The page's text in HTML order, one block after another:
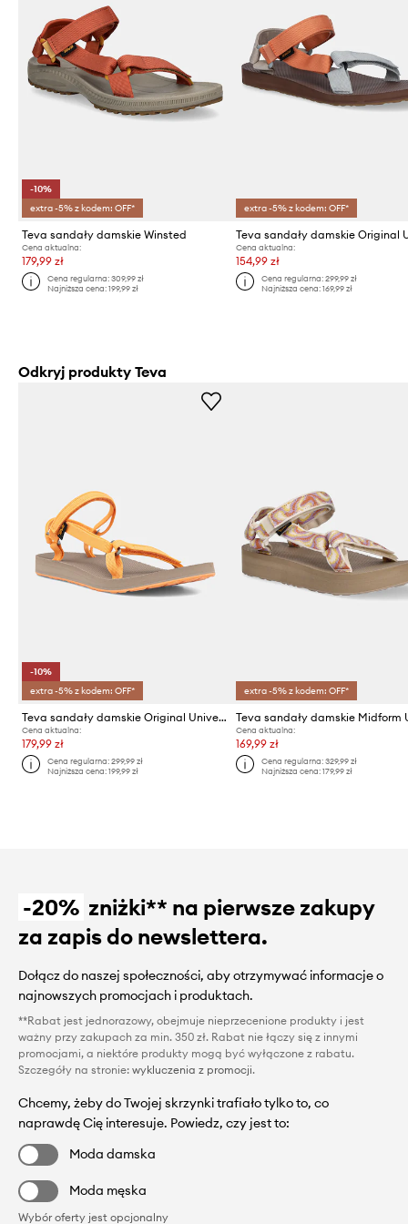
-10%
extra -5% z kodem: OFF*
Teva sandały damskie Winsted
Cena aktualna:
179,99 zł
Cena regularna:309,99 zł
Najniższa cena:199,99 zł
extra -5% z kodem: OFF*
Cena aktualna:
154,99 zł
Cena regularna: 299,99 zł
Najniższa cena: 169,99 zł
Odkryj produkty Teva
-10%
extra -5% z kodem: OFF*
Teva sandały damskie Original Universal Slim
Cena aktualna:
179,99 zł
Cena regularna:299,99 zł
Najniższa cena:199,99 zł
extra -5% z kodem: OFF*
Cena aktualna:
169,99 zł
Cena regularna: 329,99 zł
Najniższa cena: 179,99 zł
-20% zniżki** na pierwsze zakupy
za zapis do newslettera.
Dołącz do naszej społeczności, aby otrzymywać informacje o
najnowszych promocjach i produktach.
**Rabat jest jednorazowy, obejmuje nieprzecenione produkty i jest
ważny przy zakupach za min. 350 zł. Rabat nie łączy się z innymi
promocjami, a niektóre produkty mogą być wyłączone z rabatu.
Szczegóły na stronie: wykluczenia z promocji.
Chcemy, żeby do Twojej skrzynki trafiało tylko to, co
naprawdę Cię interesuje. Powiedz, czy jest to:
Moda damska
Moda męska
Wybór oferty jest opcjonalny